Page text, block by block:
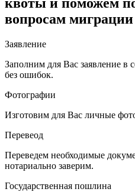
квоты и поможем
вопросам миграции
Заявление
Заполним для Вас заявление в
без ошибок.
Фотографии
Изготовим для Вас личные
Перевеод
Переведем необходимые
нотариально заверим.
Государственная пошлина